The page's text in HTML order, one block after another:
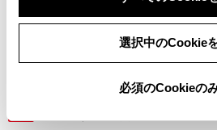
選択中のCookie
必須のCookieの